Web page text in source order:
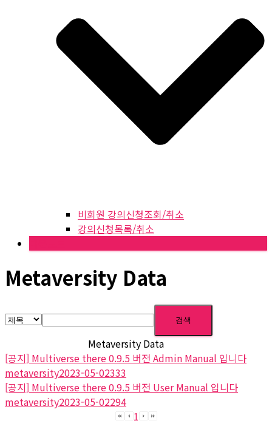
비회원 강의신청조회/취소
강의신청목록/취소
Metaversity Data
검색
Metaversity Data
[공지] Multiverse there 0.9.5 버전 Admin Manual 입니다
metaversity2023-05-02333
[공지] Multiverse there 0.9.5 버전 User Manual 입니다
metaversity2023-05-02294
1